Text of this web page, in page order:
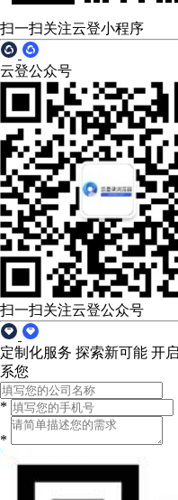
扫一扫关注云登小程序
云登公众号
扫一扫关注云登公众号
定制化服务 探索新可能 开
系您
*
*